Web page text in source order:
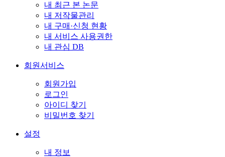
내 최근 본 논문
내 저작물관리
내 구매·신청 현황
내 서비스 사용권한
내 관심 DB
회원서비스
회원가입
로그인
아이디 찾기
비밀번호 찾기
설정
내 정보